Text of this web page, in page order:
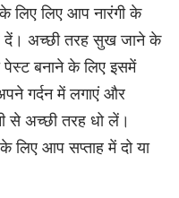
लिए आप नारंगी के
दें। अच्छी तरह सुख जाने के
बनाने के लिए इसमें
गर्दन में लगाएं और
से अच्छी तरह धो लें।
आप सप्ताह में दो या